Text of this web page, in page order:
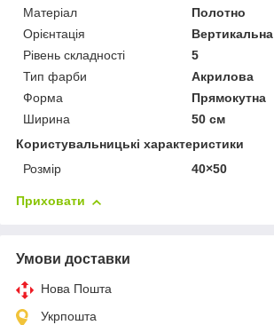
Матеріал
Полотно
Орієнтація
Вертикальна
Рівень складності
5
Тип фарби
Акрилова
Форма
Прямокутна
Ширина
50 см
Користувальницькі характеристики
Розмір
40×50
Приховати
Умови доставки
Нова Пошта
Укрпошта